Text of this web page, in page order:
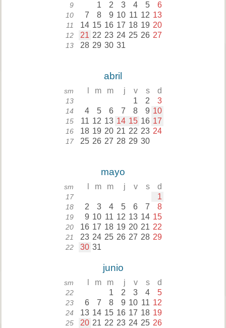
9 1 2 3 4 5 6
10 7 8 9 10 11 12 13
11 14 15 16 17 18 19 20
12 21 22 23 24 25 26 27
13 28 29 30 31
abril
sm m m j v s d
13 1 2 3
14 4 5 6 7 8 9 10
15 11 12 13 14 15 16 17
16 18 19 20 21 22 23 24
17 25 26 27 28 29 30
mayo
sm m m j v s d
17 1
18 2 3 4 5 6 7 8
19 9 10 11 12 13 14 15
20 16 17 18 19 20 21 22
21 23 24 25 26 27 28 29
22 30 31
junio
sm m m j v s d
22 1 2 3 4 5
23 6 7 8 9 10 11 12
24 13 14 15 16 17 18 19
25 20 21 22 23 24 25 26